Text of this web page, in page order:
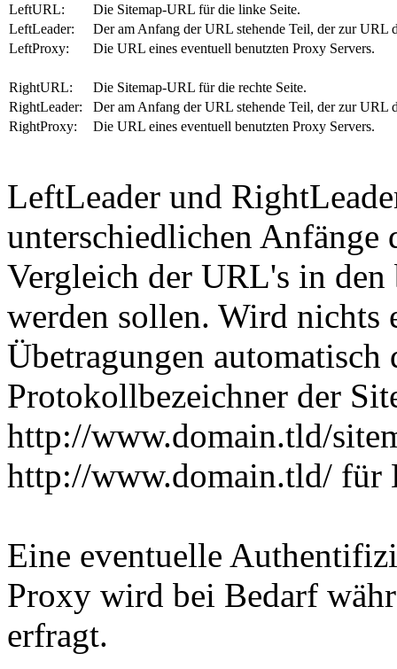
LeftURL:
Die Sitemap-URL für die linke Seite.
LeftLeader:
Der am Anfang der URL stehende Teil, der zur URL
LeftProxy:
Die URL eines eventuell benutzten Proxy Servers.
RightURL:
Die Sitemap-URL für die rechte Seite.
RightLeader:
Der am Anfang der URL stehende Teil, der zur URL
RightProxy:
Die URL eines eventuell benutzten Proxy Servers.
LeftLeader und
unterschiedlichen
Vergleich der URL's in den
werden sollen. Wird
Übetragungen
Protokollbezeichner der
http://www.domain.tld/
http://www.domain.tld/ für
Eine eventuelle
Proxy wird bei Bedarf
erfragt.